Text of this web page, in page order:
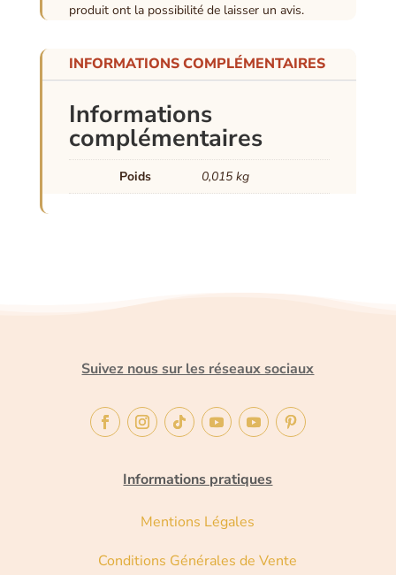
produit ont la possibilité de laisser un avis.
INFORMATIONS COMPLÉMENTAIRES
Informations
complémentaires
Poids 0,015 kg
Suivez nous sur les réseaux sociaux
Informations pratiques
Mentions Légales
Conditions Générales de Vente